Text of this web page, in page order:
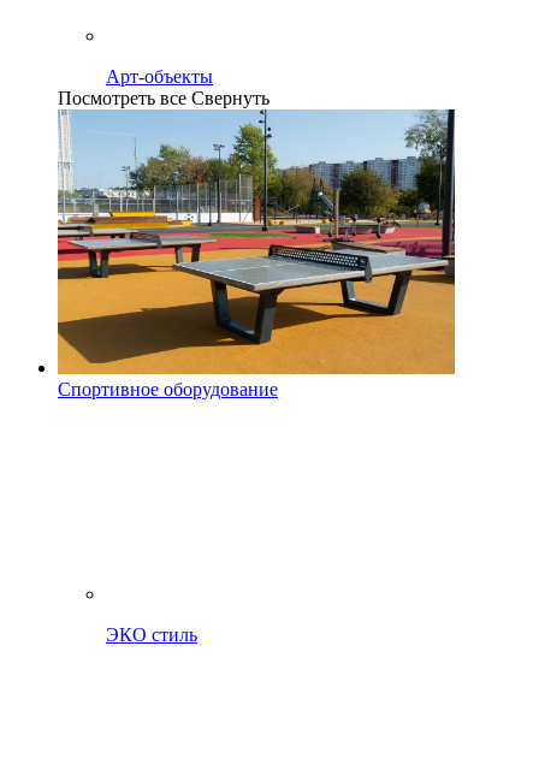
Арт-объекты
Посмотреть все Свернуть
Спортивное оборудование
ЭКО стиль